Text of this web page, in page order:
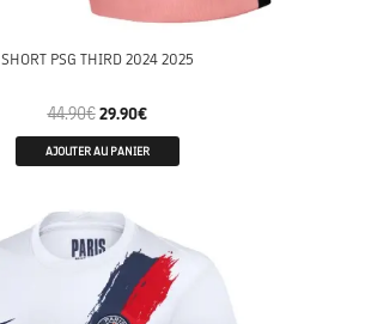
SHORT PSG THIRD 2024 2025
44.90€ 29.90€
AJOUTER AU PANIER